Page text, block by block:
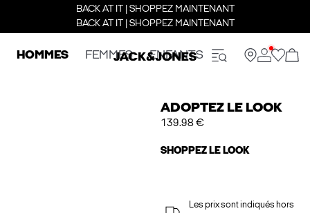
BACK AT IT | SHOPPEZ MAINTENANT
BACK AT IT | SHOPPEZ MAINTENANT
HOMMES FEMMES ENFANTS
ADOPTEZ LE LOOK
139.98 €
SHOPPEZ LE LOOK
Les prix sont indiqués hors